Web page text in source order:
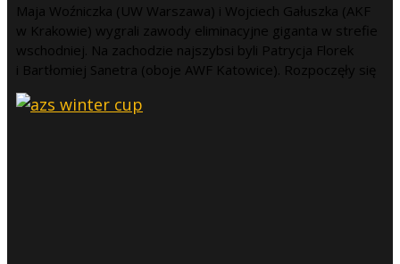
Maja Woźniczka (UW Warszawa) i Wojciech Gałuszka (AKF
w Krakowie) wygrali zawody eliminacyjne giganta w strefie
wschodniej. Na zachodzie najszybsi byli Patrycja Florek
i Bartłomiej Sanetra (oboje AWF Katowice). Rozpoczęły się